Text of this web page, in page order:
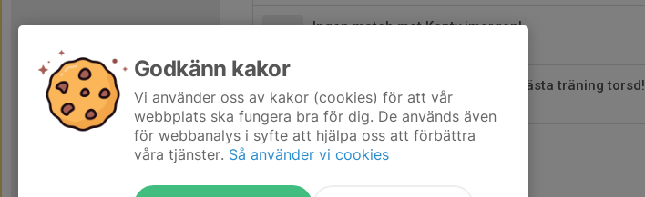
Ingen match mot Kenty imorgon!
Ingen löpning imorgon onsdag, nästa träning torsd!
3 aug 2021 0
Godkänn kakor
Vi använder oss av kakor (cookies) för att vår
webbplats ska fungera bra för dig. De används även
för webbanalys i syfte att hjälpa oss att förbättra
våra tjänster. Så använder vi cookies